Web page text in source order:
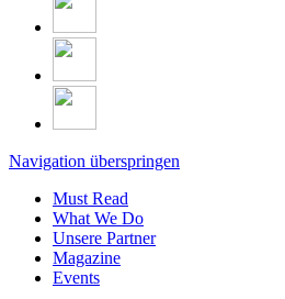
Navigation überspringen
Must Read
What We Do
Unsere Partner
Magazine
Events